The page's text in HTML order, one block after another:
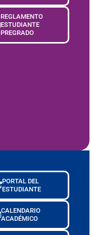
REGLAMENTO
ESTUDIANTE
PREGRADO
PORTAL DEL
ESTUDIANTE
CALENDARIO
ACADÉMICO